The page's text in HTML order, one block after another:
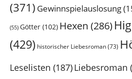
(371) Gewinnspielauslosung
(55) Götter (102) Hexen (286)
(429) historischer Liebesroman(73)
Leselisten (187)Liebesroman